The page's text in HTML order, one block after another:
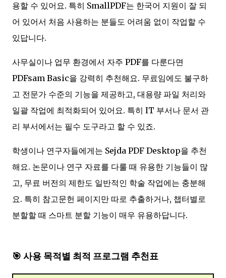
용할 수 있어요. 특히 SmallPDF는 한국어 지원이 잘 되
어 있어서 처음 사용하는 분들도 어려움 없이 작업할 수
있답니다.
사무실이나 업무 환경에서 자주 PDF를 다룬다면
PDFsam Basic을 강력히 추천해요. 무료임에도 불구하
고 전문가 수준의 기능을 제공하고, 대용량 파일 처리와
일괄 작업에 최적화되어 있어요. 특히 IT 부서나 문서 관
리 부서에서는 필수 도구라고 할 수 있죠.
학생이나 연구자들에게는 Sejda PDF Desktop을 추천
해요. 논문이나 연구 자료를 다룰 때 유용한 기능들이 많
고, 무료 버전의 제한도 일반적인 학술 작업에는 충분해
요. 특히 참고문헌 페이지만 따로 추출하거나, 챕터별로
분할할 때 스마트 분할 기능이 매우 유용하답니다.
🎯 사용 목적별 최적 프로그램 추천표